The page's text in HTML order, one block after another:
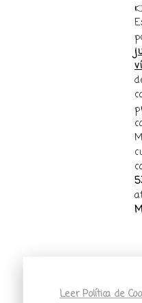
Leer Política de